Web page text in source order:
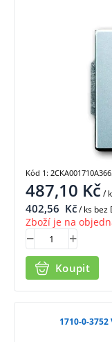
487,10 Kč/
402,56 Kč/ ks bez
Zboží je na
Koupit
Kód 1: